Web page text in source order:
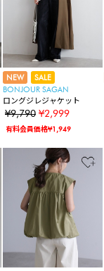
NEW
SALE
BONJOUR SAGAN
ロングジレジャケット
¥9,790 ¥2,999
有料会員価格¥1,949